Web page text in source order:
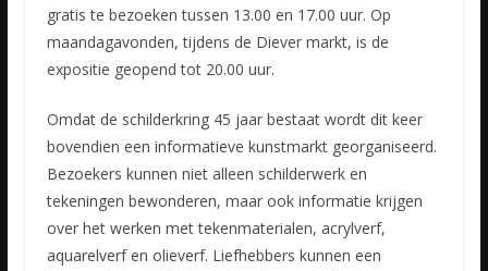
gratis te bezoeken tussen 13.00 en 17.00 uur. Op
maandagavonden, tijdens de Diever markt, is de
expositie geopend tot 20.00 uur.
Omdat de schilderkring 45 jaar bestaat wordt dit keer
bovendien een informatieve kunstmarkt georganiseerd.
Bezoekers kunnen niet alleen schilderwerk en
tekeningen bewonderen, maar ook informatie krijgen
over het werken met tekenmaterialen, acrylverf,
aquarelverf en olieverf. Liefhebbers kunnen een